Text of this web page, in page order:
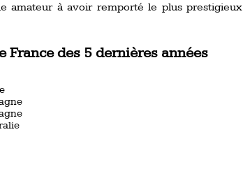
amateur à avoir remporté le plus prestigieux
France des 5 dernières années